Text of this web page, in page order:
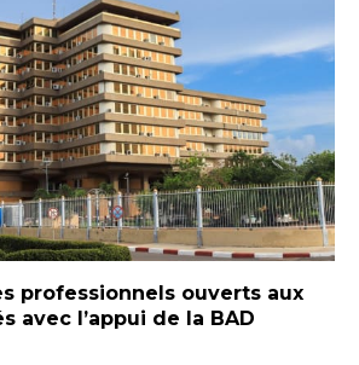
professionnels ouverts aux
avec l’appui de la BAD